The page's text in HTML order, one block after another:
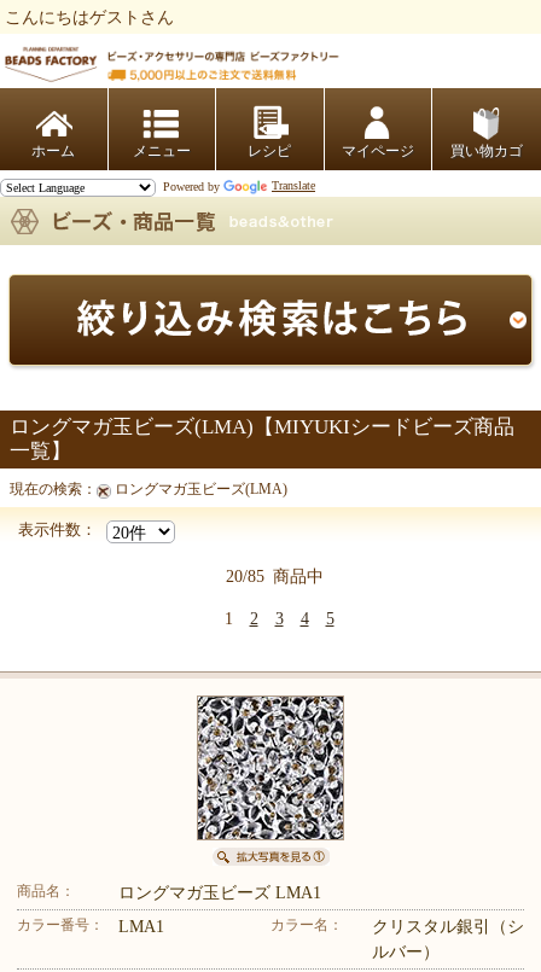
こんにちはゲストさん
ホーム レシピ マイページ 買い物カゴ
Powered by Translate
ロングマガ玉ビーズ(LMA)【MIYUKIシードビーズ商品
一覧】
現在の検索： ロングマガ玉ビーズ(LMA)
表示件数：
20/85 商品中
1 2 3 4 5
商品名： ロングマガ玉ビーズ LMA1
カラー番号： LMA1 カラー名：
クリスタル銀引（シ
ルバー）